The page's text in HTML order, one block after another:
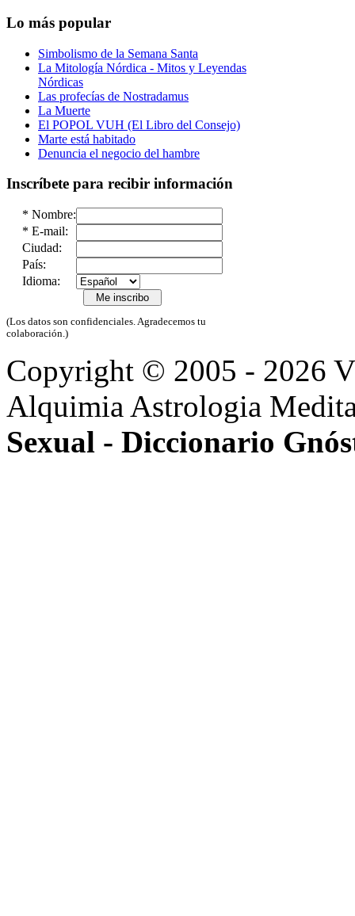
Lo más popular
Simbolismo de la Semana Santa
La Mitología Nórdica - Mitos y Leyendas
Nórdicas
Las profecías de Nostradamus
La Muerte
El POPOL VUH (El Libro del Consejo)
Marte está habitado
Denuncia el negocio del hambre
Inscríbete para recibir información
* Nombre:
* E-mail:
Ciudad:
País:
Idioma:
(Los datos son confidenciales. Agradecemos tu
colaboración.)
Copyright © 2005 - 2026
Alquimia Astrologia
Sexual - Diccionario